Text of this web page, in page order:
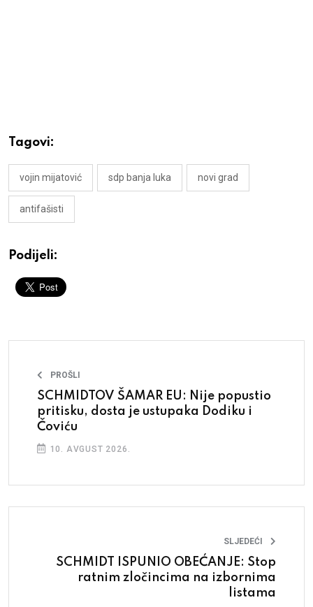
Tagovi:
vojin mijatović sdp banja luka novi grad
antifašisti
Podijeli:
PROŠLI
SCHMIDTOV ŠAMAR EU: Nije popustio
pritisku, dosta je ustupaka Dodiku i
Čoviću
10. AVGUST 2026.
SLJEDEĆI
SCHMIDT ISPUNIO OBEĆANJE: Stop
ratnim zločincima na izbornima
listama